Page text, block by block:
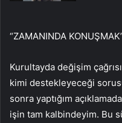
“ZAMANINDA
Kurultayda değişim
kimi destekleyeceği
sonra yaptığım
işin tam kalbindeyim. Bu